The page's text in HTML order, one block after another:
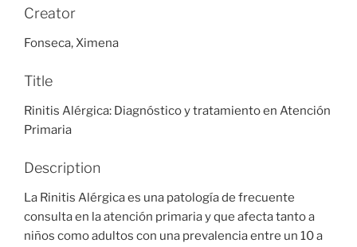
Creator
Fonseca, Ximena
Title
Rinitis Alérgica: Diagnóstico y tratamiento en Atención
Primaria
Description
La Rinitis Alérgica es una patología de frecuente
consulta en la atención primaria y que afecta tanto a
niños como adultos con una prevalencia entre un 10 a